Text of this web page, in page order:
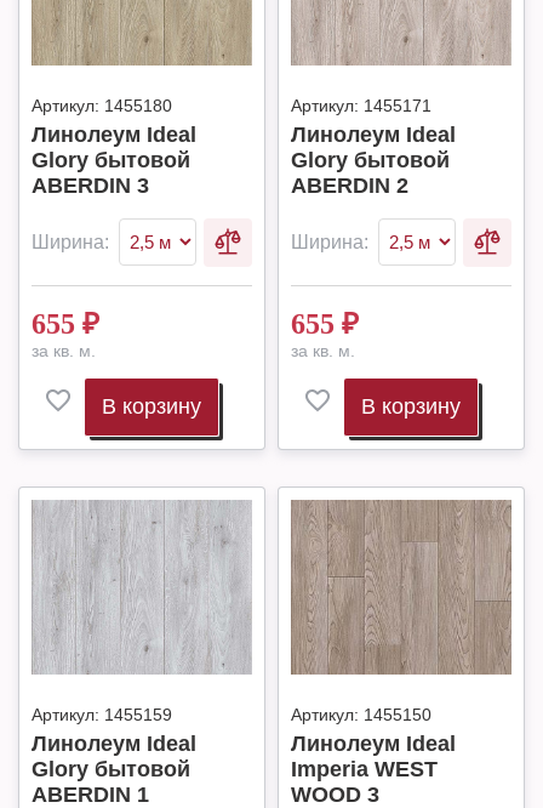
Артикул: 1455180
Линолеум Ideal
Glory бытовой
ABERDIN 3
Ширина:
655 ₽
за кв. м.
В корзину
Артикул: 1455171
Линолеум Ideal
Glory бытовой
ABERDIN 2
Ширина:
655 ₽
за кв. м.
В корзину
Артикул: 1455159
Линолеум Ideal
Glory бытовой
ABERDIN 1
Артикул: 1455150
Линолеум Ideal
Imperia WEST
WOOD 3